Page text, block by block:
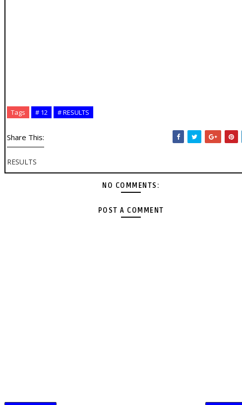
Tags # 12 # RESULTS
Share This:
RESULTS
NO COMMENTS:
POST A COMMENT